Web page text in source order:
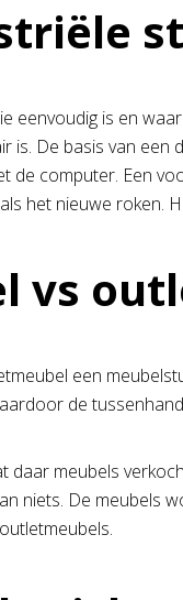
eenvoudig is en
De basis van een
de computer. Een
het nieuwe roken.
vs
een
de
daar meubels
niets. De meubels